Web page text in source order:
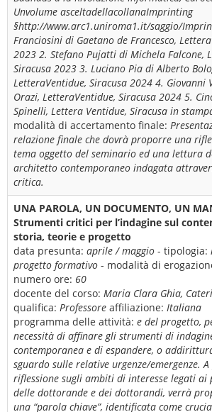
Unvolume asceltadellacollanaImprinting
§http://www.arc1.uniroma1.it/saggio/
Franciosini di Gaetano de Francesco,
2023 2. Stefano Pujatti di Michela Falcone,
Siracusa 2023 3. Luciano Pia di Alberto
LetteraVentidue, Siracusa 2024 4. Giovanni
Orazi, LetteraVentidue, Siracusa 2024 5.
Spinelli, Lettera Ventidue, Siracusa in
modalità di accertamento finale:
relazione finale che dovrà proporre una
tema oggetto del seminario ed una lettura
architetto contemporaneo indagata
critica.
UNA PAROLA, UN DOCUMENTO, UN
Strumenti critici per l’indagine sul
storia, teorie e progetto
data presunta: aprile / maggio - tipologia:
progetto formativo - modalità di
numero ore: 60
docente del corso: Maria Clara Ghia,
qualifica: Professore affiliazione: Italiana
programma delle attività: e del progetto,
necessità di affinare gli strumenti di
contemporanea e di espandere, o
sguardo sulle relative urgenze/emergenze.
riflessione sugli ambiti di interesse legati ai
delle dottorande e dei dottorandi, verrà
una “parola chiave”, identificata come